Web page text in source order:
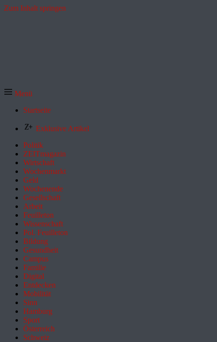
Zum Inhalt springen
Menü
Startseite
Exklusive Artikel
Politik
ZEITmagazin
Wirtschaft
Wochenmarkt
Geld
Wochenende
Gesellschaft
Arbeit
Feuilleton
Wissenschaft
Pol. Feuilleton
Bildung
Gesundheit
Campus
Familie
Digital
Entdecken
Mobilität
Sinn
Hamburg
Sport
Österreich
Schweiz